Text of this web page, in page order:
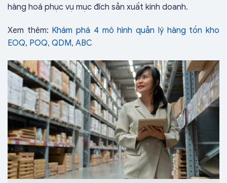
hàng hoá phục vụ mục đích sản xuất kinh doanh.
Xem thêm: Khám phá 4 mô hình quản lý hàng tồn kho
EOQ, POQ, QDM, ABC